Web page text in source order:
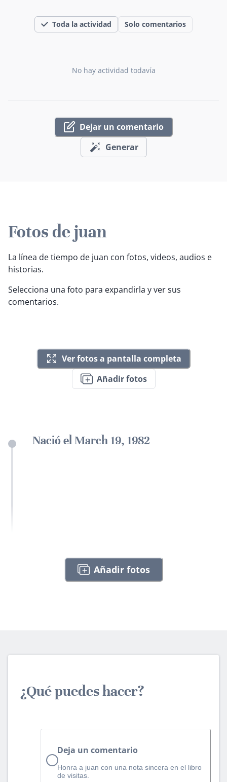
Toda la actividad Solo comentarios
No hay actividad todavía
Dejar un comentario
Generar
Fotos de juan
La línea de tiempo de juan con fotos, videos, audios e
historias.
Selecciona una foto para expandirla y ver sus
comentarios.
Ver fotos a pantalla completa
Añadir fotos
Nació el March 19, 1982
Añadir fotos
¿Qué puedes hacer?
Deja un comentario
Honra a juan con una nota sincera en el libro
de visitas.